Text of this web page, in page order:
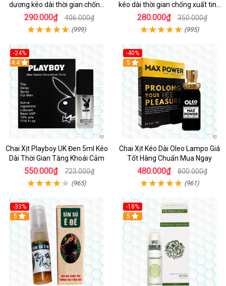
dương kéo dài thời gian chống
xuất tinh sớm hộp 10 viên
290.000₫ 406.000₫
(999)
kéo dài thời gian chống xuất tinh
hộp 4 viên
280.000₫ 350.000₫
(995)
-24%
Hot
4.4
Chai Xịt Playboy UK Đen 5ml Kéo
Dài Thời Gian Tăng Khoái Cảm
550.000₫ 723.000₫
(965)
-40%
5
Chai Xịt Kéo Dài Oleo Lampo Giá
Tốt Hàng Chuẩn Mua Ngay
480.000₫ 800.000₫
(961)
-33%
5
-18%
5